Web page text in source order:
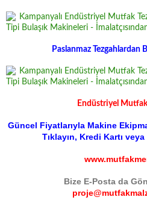
Paslanmaz Tezgahlardan
Endüstriyel
Güncel Fiyatlarıyla Makine
Tıklayın, Kredi Kartı
Bize E-Posta da